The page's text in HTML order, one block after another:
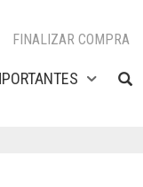
FINALIZAR COMPRA